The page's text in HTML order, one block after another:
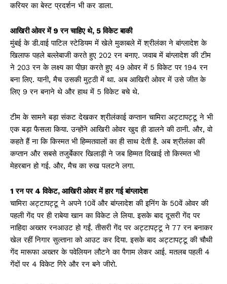
करियर का बेस्ट प्रदर्शन भी कर डाला.
आखिरी ओवर में 9 रन चाहिए थे, 5 विकेट बाकी
मुंबई के डी.वाई पाटिल स्टेडियम में खेले मुकाबले में श्रीलंका ने बांग्लादेश के
खिलाफ पहले बल्लेबाजी करते हुए 202 रन बनाए. जवाब में बांग्लादेश की टीम
ने 203 रन के लक्ष्य का पीछा करते हुए 49 ओवर में 5 विकेट पर 194 रन
बना लिए. यानी, मैच उसकी मुट्ठी में था. अब आखिरी ओवर में उसे जीत के
लिए 9 रन बनाने थे और हाथ में 5 विकेट बचे थे.
टीम के सामने बड़ा संकट देखकर श्रीलंकाई कप्तान चामिरा अट्टापट्टू ने भी
एक बड़ा फैसला किया. उन्होंने आखिरी ओवर खुद ही डालने की ठानी. और, वो
कहते हैं ना कि किस्मत भी हिम्मतवालों का ही साथ देती है. अब श्रीलंका की
कप्तान और सबसे तजुर्बेकार खिलाड़ी ने जब हिम्मत दिखाई तो किस्मत भी
मेहरबान हो गई. और, मैच का रुख पलटने लगा.
1 रन पर 4 विकेट, आखिरी ओवर में हार गई बांग्लादेश
चामिरा अट्टापट्टू ने अपने 10वें और बांग्लादेश की इनिंग के 50वें ओवर की
पहली गेंद पर ही राबेया खान का विकेट ले लिया. इसके बाद दूसरी गेंद पर
नाहिदा अख्तर रनआउट हो गईं. तीसरी गेंद पर अट्टापट्टू ने 77 रन बनाकर
खेल रहीं निगार सुल्ताना को आउट कर दिया. इसके बाद अट्टापट्टू की चौथी
गेंद मारूफा अख्तर के पवेलियन लौटने का पैगाम लेकर आई. मतलब पहली 4
गेंदों पर 4 विकेट गिरे और रन बने जीरो.